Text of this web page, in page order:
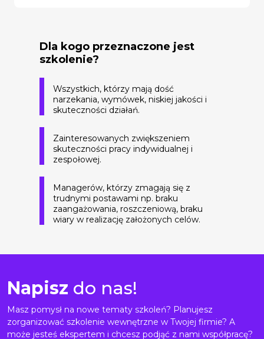
Dla kogo przeznaczone jest
szkolenie?
Wszystkich, którzy mają dość
narzekania, wymówek, niskiej jakości i
skuteczności działań.
Zainteresowanych zwiększeniem
skuteczności pracy indywidualnej i
zespołowej.
Managerów, którzy zmagają się z
trudnymi postawami np. braku
zaangażowania, roszczeniową, braku
wiary w realizację założonych celów.
Napisz do nas!
Masz pomysł na nowe tematy szkoleń? Planujesz
zorganizować szkolenie wewnętrzne w Twojej firmie? A
może jesteś ekspertem i chcesz podjąć z nami współpracę?